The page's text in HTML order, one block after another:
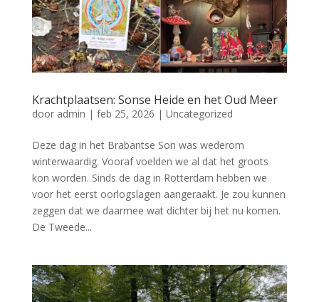
Krachtplaatsen: Sonse Heide en het Oud Meer
door admin | feb 25, 2026 | Uncategorized
Deze dag in het Brabantse Son was wederom
winterwaardig. Vooraf voelden we al dat het groots
kon worden. Sinds de dag in Rotterdam hebben we
voor het eerst oorlogslagen aangeraakt. Je zou kunnen
zeggen dat we daarmee wat dichter bij het nu komen.
De Tweede...